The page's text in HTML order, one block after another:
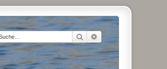
Suche Erweiterte Suche